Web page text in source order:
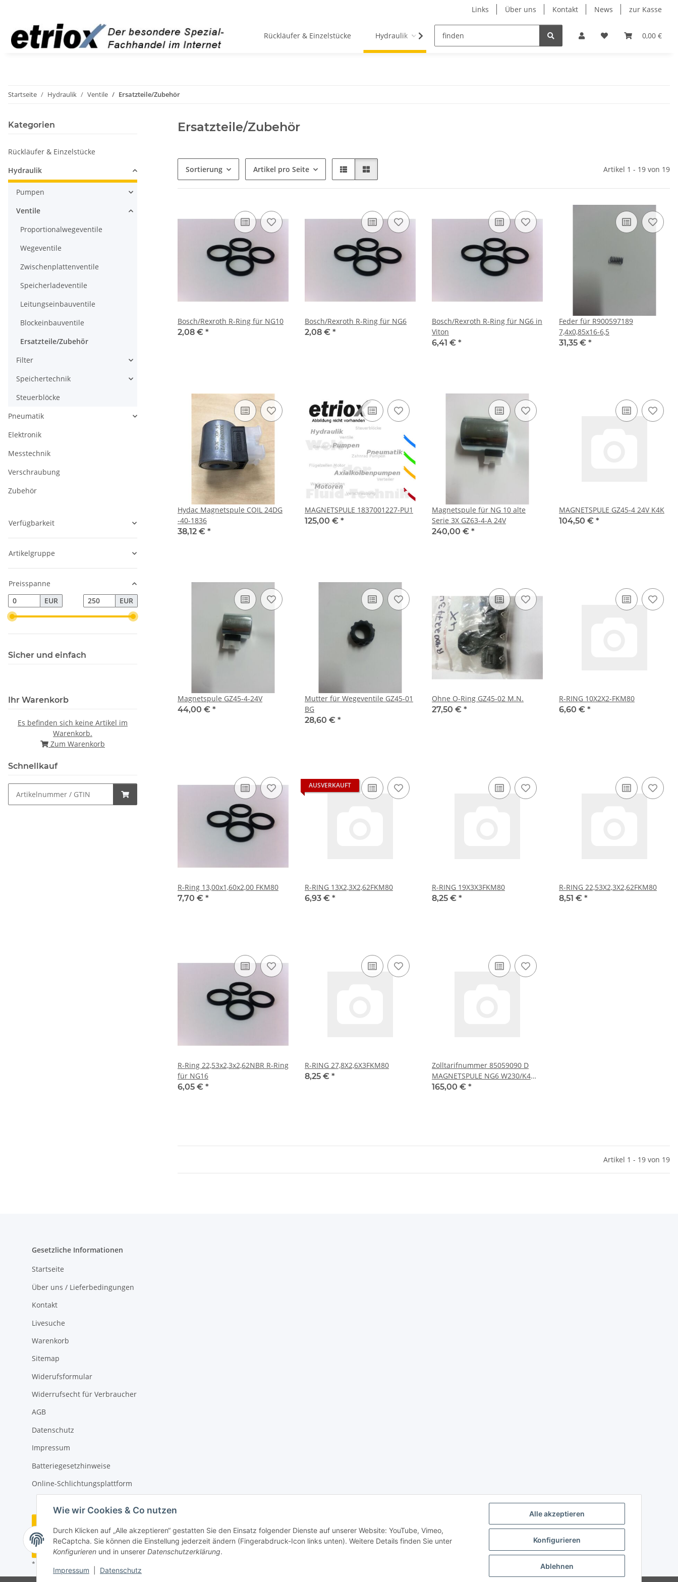
Alle akzeptieren
Konfigurieren
Ablehnen
Wie wir Cookies & Co nutzen
Durch Klicken auf „Alle akzeptieren“ gestatten Sie den Einsatz folgender Dienste auf unserer Website: YouTube, Vimeo,
ReCaptcha. Sie können die Einstellung jederzeit ändern (Fingerabdruck-Icon links unten). Weitere Details finden Sie unter
Konfigurieren und in unserer Datenschutzerklärung.
Impressum Datenschutz
Links Über uns Kontakt News zur Kasse
0,00 €
Rückläufer & Einzelstücke Hydraulik Pneumatik Messtechnik
Startseite Hydraulik Ventile Ersatzteile/Zubehör
Ersatzteile/Zubehör
Sortierung Artikel pro Seite Artikel 1 - 19 von 19
Bosch/Rexroth R-Ring für NG10
2,08 € *
Bosch/Rexroth R-Ring für NG6
2,08 € *
Bosch/Rexroth R-Ring für NG6 in
Viton
6,41 € *
Feder für R900597189
7,4x0,85x16-6,5
31,35 € *
Hydac Magnetspule COIL 24DG
-40-1836
38,12 € *
MAGNETSPULE 1837001227-PU1
125,00 € *
Magnetspule für NG 10 alte
Serie 3X GZ63-4-A 24V
240,00 € *
MAGNETSPULE GZ45-4 24V K4K
104,50 € *
Magnetspule GZ45-4-24V
44,00 € *
Mutter für Wegeventile GZ45-01
BG
28,60 € *
Ohne O-Ring GZ45-02 M.N.
27,50 € *
R-RING 10X2X2-FKM80
6,60 € *
R-Ring 13,00x1,60x2,00 FKM80
7,70 € *
AUSVERKAUFT
R-RING 13X2,3X2,62FKM80
6,93 € *
R-RING 19X3X3FKM80
8,25 € *
R-RING 22,53X2,3X2,62FKM80
8,51 € *
R-Ring 22,53x2,3x2,62NBR R-Ring
für NG16
6,05 € *
R-RING 27,8X2,6X3FKM80
8,25 € *
Zolltarifnummer 85059090 D
MAGNETSPULE NG6 W230/K4
BOSCH
165,00 € *
Artikel 1 - 19 von 19
Kategorien
Rückläufer & Einzelstücke
Hydraulik
Pumpen
Ventile
Proportionalwegeventile
Wegeventile
Zwischenplattenventile
Speicherladeventile
Leitungseinbauventile
Blockeinbauventile
Ersatzteile/Zubehör
Filter
Speichertechnik
Steuerblöcke
Pneumatik
Elektronik
Messtechnik
Verschraubung
Zubehör
Verfügbarkeit
Artikelgruppe
Preisspanne
EUR
EUR
Sicher und einfach
Ihr Warenkorb
Es befinden sich keine Artikel im
Warenkorb.
Zum Warenkorb
Schnellkauf
Gesetzliche Informationen
Startseite
Über uns / Lieferbedingungen
Kontakt
Livesuche
Warenkorb
Sitemap
Widerufsformular
Widerrufsecht für Verbraucher
AGB
Datenschutz
Impressum
Batteriegesetzhinweise
Online-Schlichtungsplattform
Vertrag widerrufen
Widerrufsbutton
* Alle Preise zzgl. gesetzlicher USt.